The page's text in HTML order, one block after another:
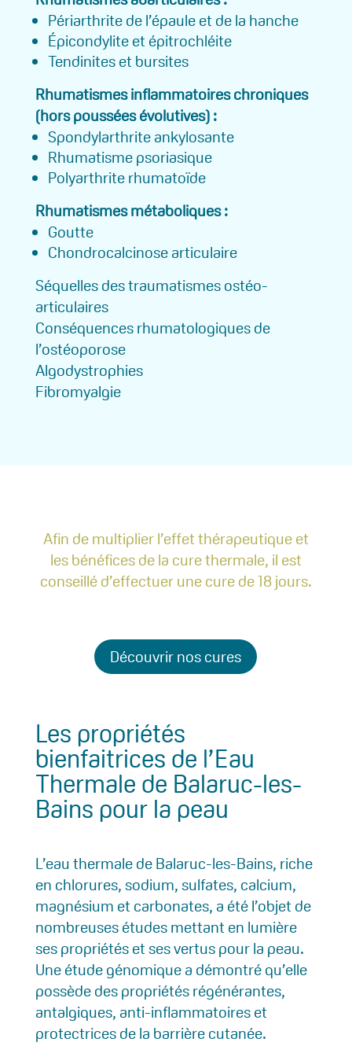
Périarthrite de l’épaule et de la hanche
Épicondylite et épitrochléite
Tendinites et bursites
Rhumatismes inflammatoires chroniques
(hors poussées évolutives) :
Spondylarthrite ankylosante
Rhumatisme psoriasique
Polyarthrite rhumatoïde
Rhumatismes métaboliques :
Goutte
Chondrocalcinose articulaire
Séquelles des traumatismes ostéo-
articulaires
Conséquences rhumatologiques de
l’ostéoporose
Algodystrophies
Fibromyalgie
Afin de multiplier l’effet thérapeutique et
les bénéfices de la cure thermale, il est
conseillé d’effectuer une cure de 18 jours.
Découvrir nos cures
Les propriétés
bienfaitrices de l’Eau
Thermale de Balaruc-les-
Bains pour la peau
L’eau thermale de Balaruc-les-Bains, riche
en chlorures, sodium, sulfates, calcium,
magnésium et carbonates, a été l’objet de
nombreuses études mettant en lumière
ses propriétés et ses vertus pour la peau.
Une étude génomique a démontré qu’elle
possède des propriétés régénérantes,
antalgiques, anti-inflammatoires et
protectrices de la barrière cutanée.